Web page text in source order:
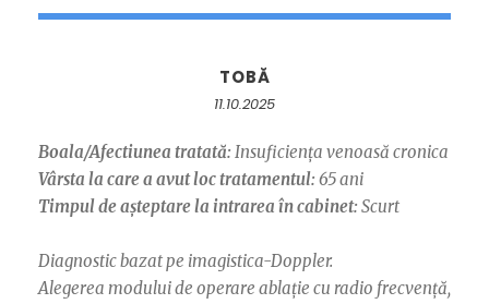
TOBĂ
11.10.2025
Boala/Afectiunea tratată: Insuficiența venoasă cronica
Vârsta la care a avut loc tratamentul: 65 ani
Timpul de așteptare la intrarea în cabinet: Scurt
Diagnostic bazat pe imagistica-Doppler.
Alegerea modului de operare ablație cu radio frecvență,